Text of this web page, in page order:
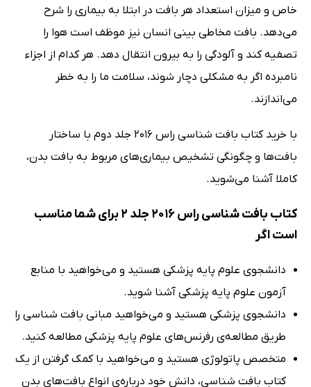
خاص و میزان استعداد هر بافت در ابتلا به بیماری را شرح
می‌دهد. بافت مخاطی بینی انسان نیز موظف است هوا را
تصفیه کند و آلودگی را به بیرون انتقال دهد. هر کدام از اجزاء
نامبرده اگر به مشکلی دچار شوند، سلامت ما را به خطر
می‌اندازند.
با خرید کتاب بافت شناسی راس 2016 جلد دوم با ساختار
بافت‌ها و چگونگی تشخیص بیماری‌های مربوط به بافت بدن،
کاملا آشنا می‌شوید.
کتاب بافت شناسی راس 2016 جلد 2 برای شما مناسب
است اگر
دانشجوی علوم پایه پزشکی هستید و می‌خواهید با منابع
آزمون علوم پایه پزشکی آشنا شوید.
دانشجوی پزشکی هستید و می‌خواهید مبانی بافت شناسی را
طریق مطالعه‌ی رفرنس‌های علوم پایه پزشکی مطالعه کنید.
متخصص پاتولوژی هستید و می‌خواهید با کمک گرفتن از یک
کتاب بافت شناسی، دانش خود درباره‌ی انواع بافت‌های بدن